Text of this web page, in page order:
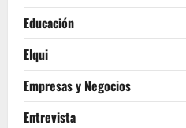
Educación
Elqui
Empresas y Negocios
Entrevista